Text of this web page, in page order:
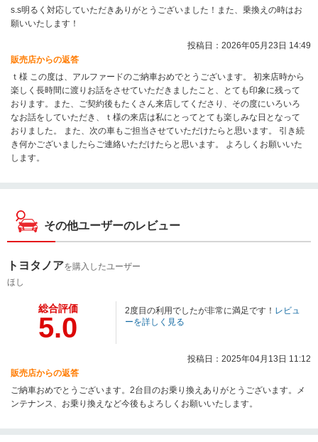
s.s明るく対応していただきありがとうございました！また、乗換えの時はお
願いいたします！
投稿日：2026年05月23日 14:49
販売店からの返答
ｔ様 この度は、アルファードのご納車おめでとうございます。 初来店時から
楽しく長時間に渡りお話をさせていただきましたこと、とても印象に残って
おります。また、ご契約後もたくさん来店してくださり、その度にいろいろ
なお話をしていただき、ｔ様の来店は私にとってとても楽しみな日となって
おりました。 また、次の車もご担当させていただけたらと思います。 引き続
き何かございましたらご連絡いただけたらと思います。 よろしくお願いいた
します。
その他ユーザーのレビュー
トヨタノアを購入したユーザー
ほし
総合評価
5.0
2度目の利用でしたが非常に満足です！ レビュ
ーを詳しく見る
投稿日：2025年04月13日 11:12
販売店からの返答
ご納車おめでとうございます。2台目のお乗り換えありがとうございます。メ
ンテナンス、お乗り換えなど今後もよろしくお願いいたします。